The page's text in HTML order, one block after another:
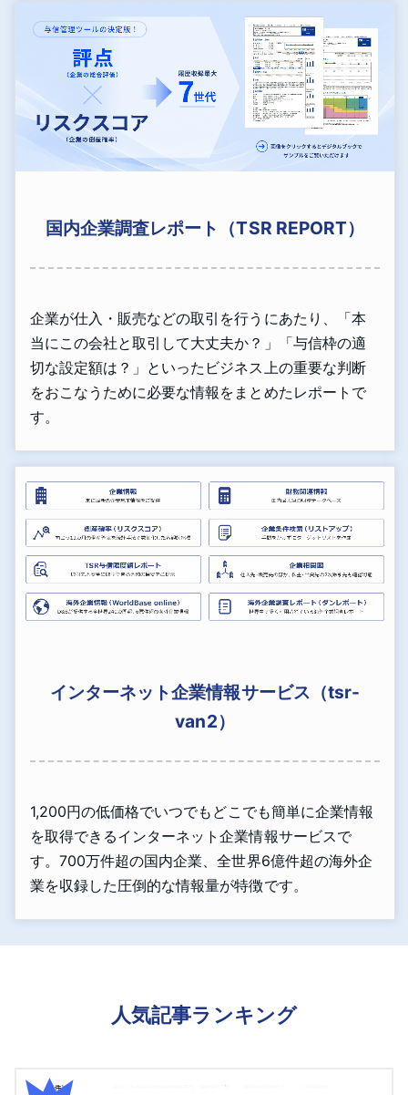
国内企業調査レポート（TSR REPORT）
企業が仕入・販売などの取引を行うにあたり、「本
当にこの会社と取引して大丈夫か？」「与信枠の適
切な設定額は？」といったビジネス上の重要な判断
をおこなうために必要な情報をまとめたレポートで
す。
インターネット企業情報サービス（tsr-
van2）
1,200円の低価格でいつでもどこでも簡単に企業情報
を取得できるインターネット企業情報サービスで
す。700万件超の国内企業、全世界6億件超の海外企
業を収録した圧倒的な情報量が特徴です。
人気記事ランキング